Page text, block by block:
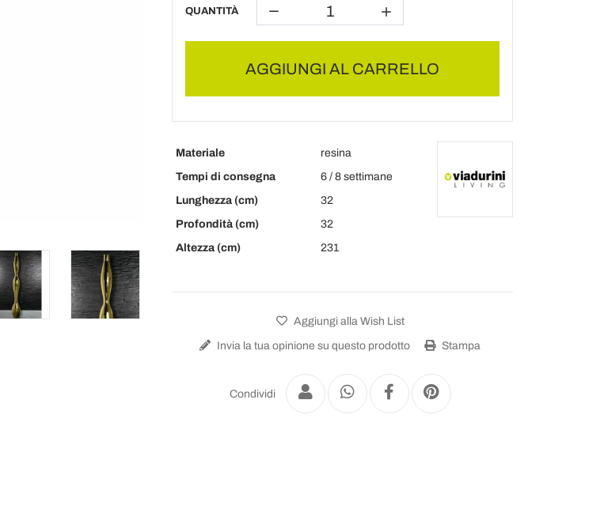
QUANTITÀ
AGGIUNGI AL CARRELLO
Materiale
resina
Tempi di consegna
6 / 8 settimane
Lunghezza (cm)
32
Profondità (cm)
32
Altezza (cm)
231
Aggiungi alla Wish List
Invia la tua opinione su questo prodotto Stampa
Condividi